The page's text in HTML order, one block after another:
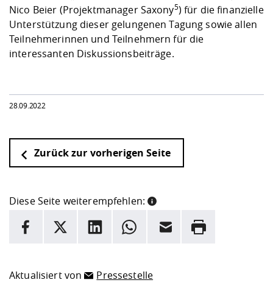
Nico Beier (Projektmanager Saxony5) für die finanzielle
Unterstützung dieser gelungenen Tagung sowie allen
Teilnehmerinnen und Teilnehmern für die
interessanten Diskussionsbeiträge.
28.09.2022
Zurück zur vorherigen Seite
Diese Seite weiterempfehlen:
INFORMATION
Hier stehen weitere Informationen und ein Link zur
Facebook
X LinkedInWhatsappE-Mail Drucken
Aktualisiert von Pressestelle